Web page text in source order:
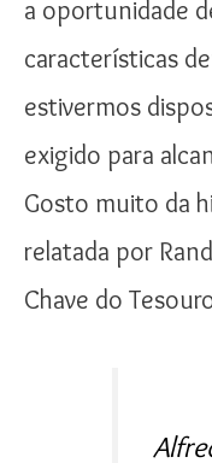
a oportunidade
características
estivermos
exigido para
Gosto muito da
relatada por
Chave do